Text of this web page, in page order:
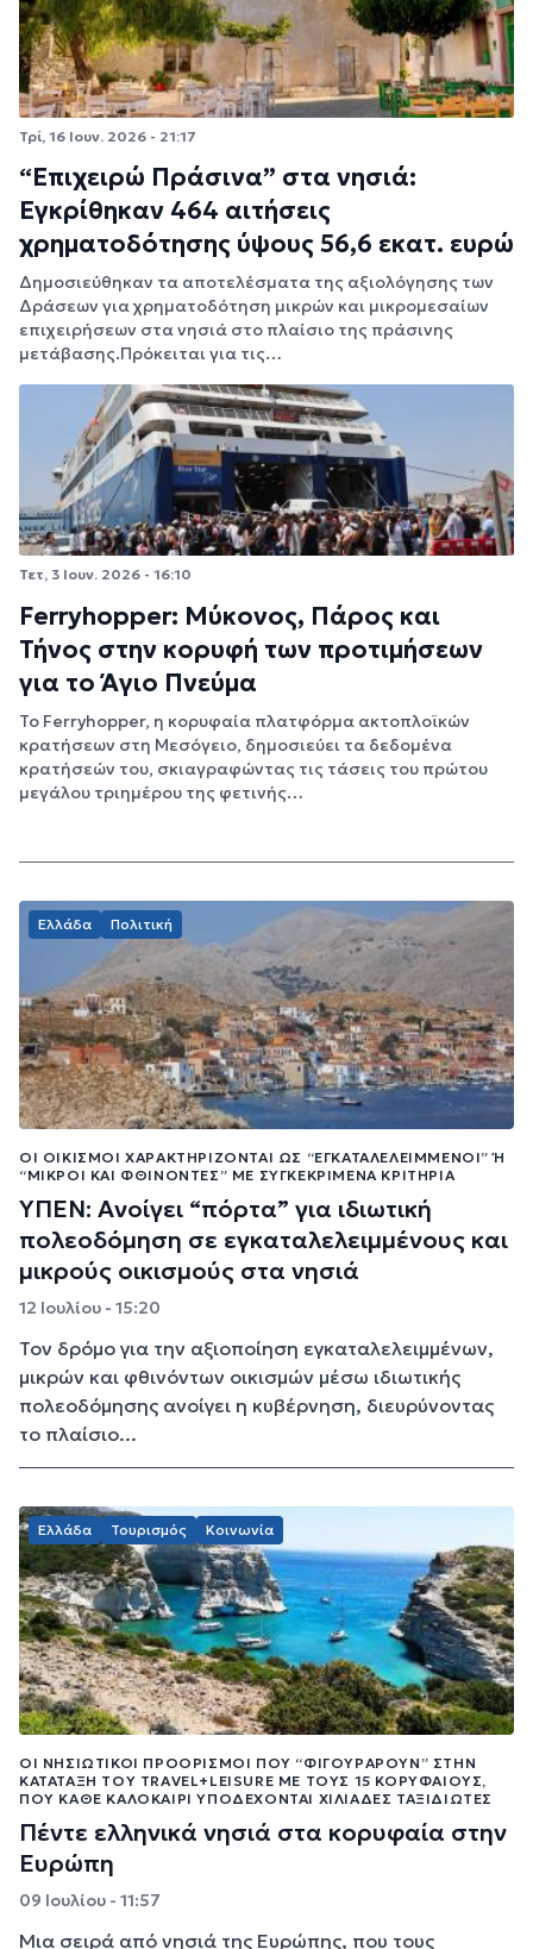
Τρί, 16 Ιουν. 2026 - 21:17
“Επιχειρώ Πράσινα” στα νησιά:
Εγκρίθηκαν 464 αιτήσεις
χρηματοδότησης ύψους 56,6 εκατ. ευρώ
Δημοσιεύθηκαν τα αποτελέσματα της αξιολόγησης των
Δράσεων για χρηματοδότηση μικρών και μικρομεσαίων
επιχειρήσεων στα νησιά στο πλαίσιο της πράσινης
μετάβασης.Πρόκειται για τις…
Τετ, 3 Ιουν. 2026 - 16:10
Ferryhopper: Μύκονος, Πάρος και
Τήνος στην κορυφή των προτιμήσεων
για το Άγιο Πνεύμα
Το Ferryhopper, η κορυφαία πλατφόρμα ακτοπλοϊκών
κρατήσεων στη Μεσόγειο, δημοσιεύει τα δεδομένα
κρατήσεών του, σκιαγραφώντας τις τάσεις του πρώτου
μεγάλου τριημέρου της φετινής…
Ελλάδα Πολιτική
ΟΙ ΟΙΚΙΣΜΟΊ ΧΑΡΑΚΤΗΡΊΖΟΝΤΑΙ ΩΣ “ΕΓΚΑΤΑΛΕΛΕΙΜΜΈΝΟΙ” Ή “
ΜΙΚΡΟΊ ΚΑΙ ΦΘΊΝΟΝΤΕΣ” ΜΕ ΣΥΓΚΕΚΡΙΜΈΝΑ ΚΡΙΤΉΡΙΑ
ΥΠΕΝ: Ανοίγει “πόρτα” για ιδιωτική
πολεοδόμηση σε εγκαταλελειμμένους και
μικρούς οικισμούς στα νησιά
12 Ιουλίου - 15:20
Τον δρόμο για την αξιοποίηση εγκαταλελειμμένων,
μικρών και φθινόντων οικισμών μέσω ιδιωτικής
πολεοδόμησης ανοίγει η κυβέρνηση, διευρύνοντας
το πλαίσιο...
Ελλάδα Τουρισμός Κοινωνία
ΟΙ ΝΗΣΙΩΤΙΚΟΊ ΠΡΟΟΡΙΣΜΟΊ ΠΟΥ “ΦΙΓΟΥΡΆΡΟΥΝ” ΣΤΗΝ
ΚΑΤΆΤΑΞΗ ΤΟΥ TRAVEL+LEISURE ΜΕ ΤΟΥΣ 15 ΚΟΡΥΦΑΊΟΥΣ,
ΠΟΥ ΚΆΘΕ ΚΑΛΟΚΑΊΡΙ ΥΠΟΔΈΧΟΝΤΑΙ ΧΙΛΙΆΔΕΣ ΤΑΞΙΔΙΏΤΕΣ
Πέντε ελληνικά νησιά στα κορυφαία στην
Ευρώπη
09 Ιουλίου - 11:57
Μια σειρά από νησιά της Ευρώπης, που τους